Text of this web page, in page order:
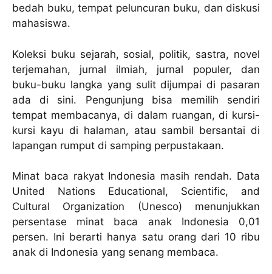
bedah buku, tempat peluncuran buku, dan diskusi
mahasiswa.
Koleksi buku sejarah, sosial, politik, sastra, novel
terjemahan, jurnal ilmiah, jurnal populer, dan
buku-buku langka yang sulit dijumpai di pasaran
ada di sini. Pengunjung bisa memilih sendiri
tempat membacanya, di dalam ruangan, di kursi-
kursi kayu di halaman, atau sambil bersantai di
lapangan rumput di samping perpustakaan.
Minat baca rakyat Indonesia masih rendah. Data
United Nations Educational, Scientific, and
Cultural Organization (Unesco) menunjukkan
persentase minat baca anak Indonesia 0,01
persen. Ini berarti hanya satu orang dari 10 ribu
anak di Indonesia yang senang membaca.